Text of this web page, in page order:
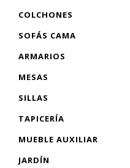
COLCHONES
SOFÁS CAMA
ARMARIOS
MESAS
SILLAS
TAPICERÍA
MUEBLE AUXILIAR
JARDÍN